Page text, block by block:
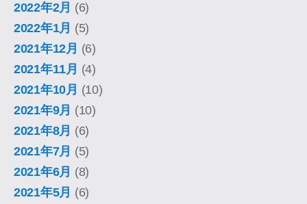
2022年2月 (6)
2022年1月 (5)
2021年12月 (6)
2021年11月 (4)
2021年10月 (10)
2021年9月 (10)
2021年8月 (6)
2021年7月 (5)
2021年6月 (8)
2021年5月 (6)